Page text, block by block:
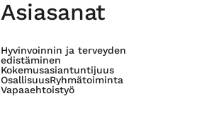
Asiasanat
Hyvinvoinnin ja terveyden
edistäminen
Kokemusasiantuntijuus
OsallisuusRyhmätoiminta
Vapaaehtoistyö